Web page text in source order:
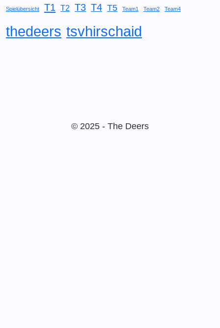
Spielübersicht T1 T2 T3 T4 T5 Team1 Team2 Team4
thedeers tsvhirschaid
© 2025 - The Deers